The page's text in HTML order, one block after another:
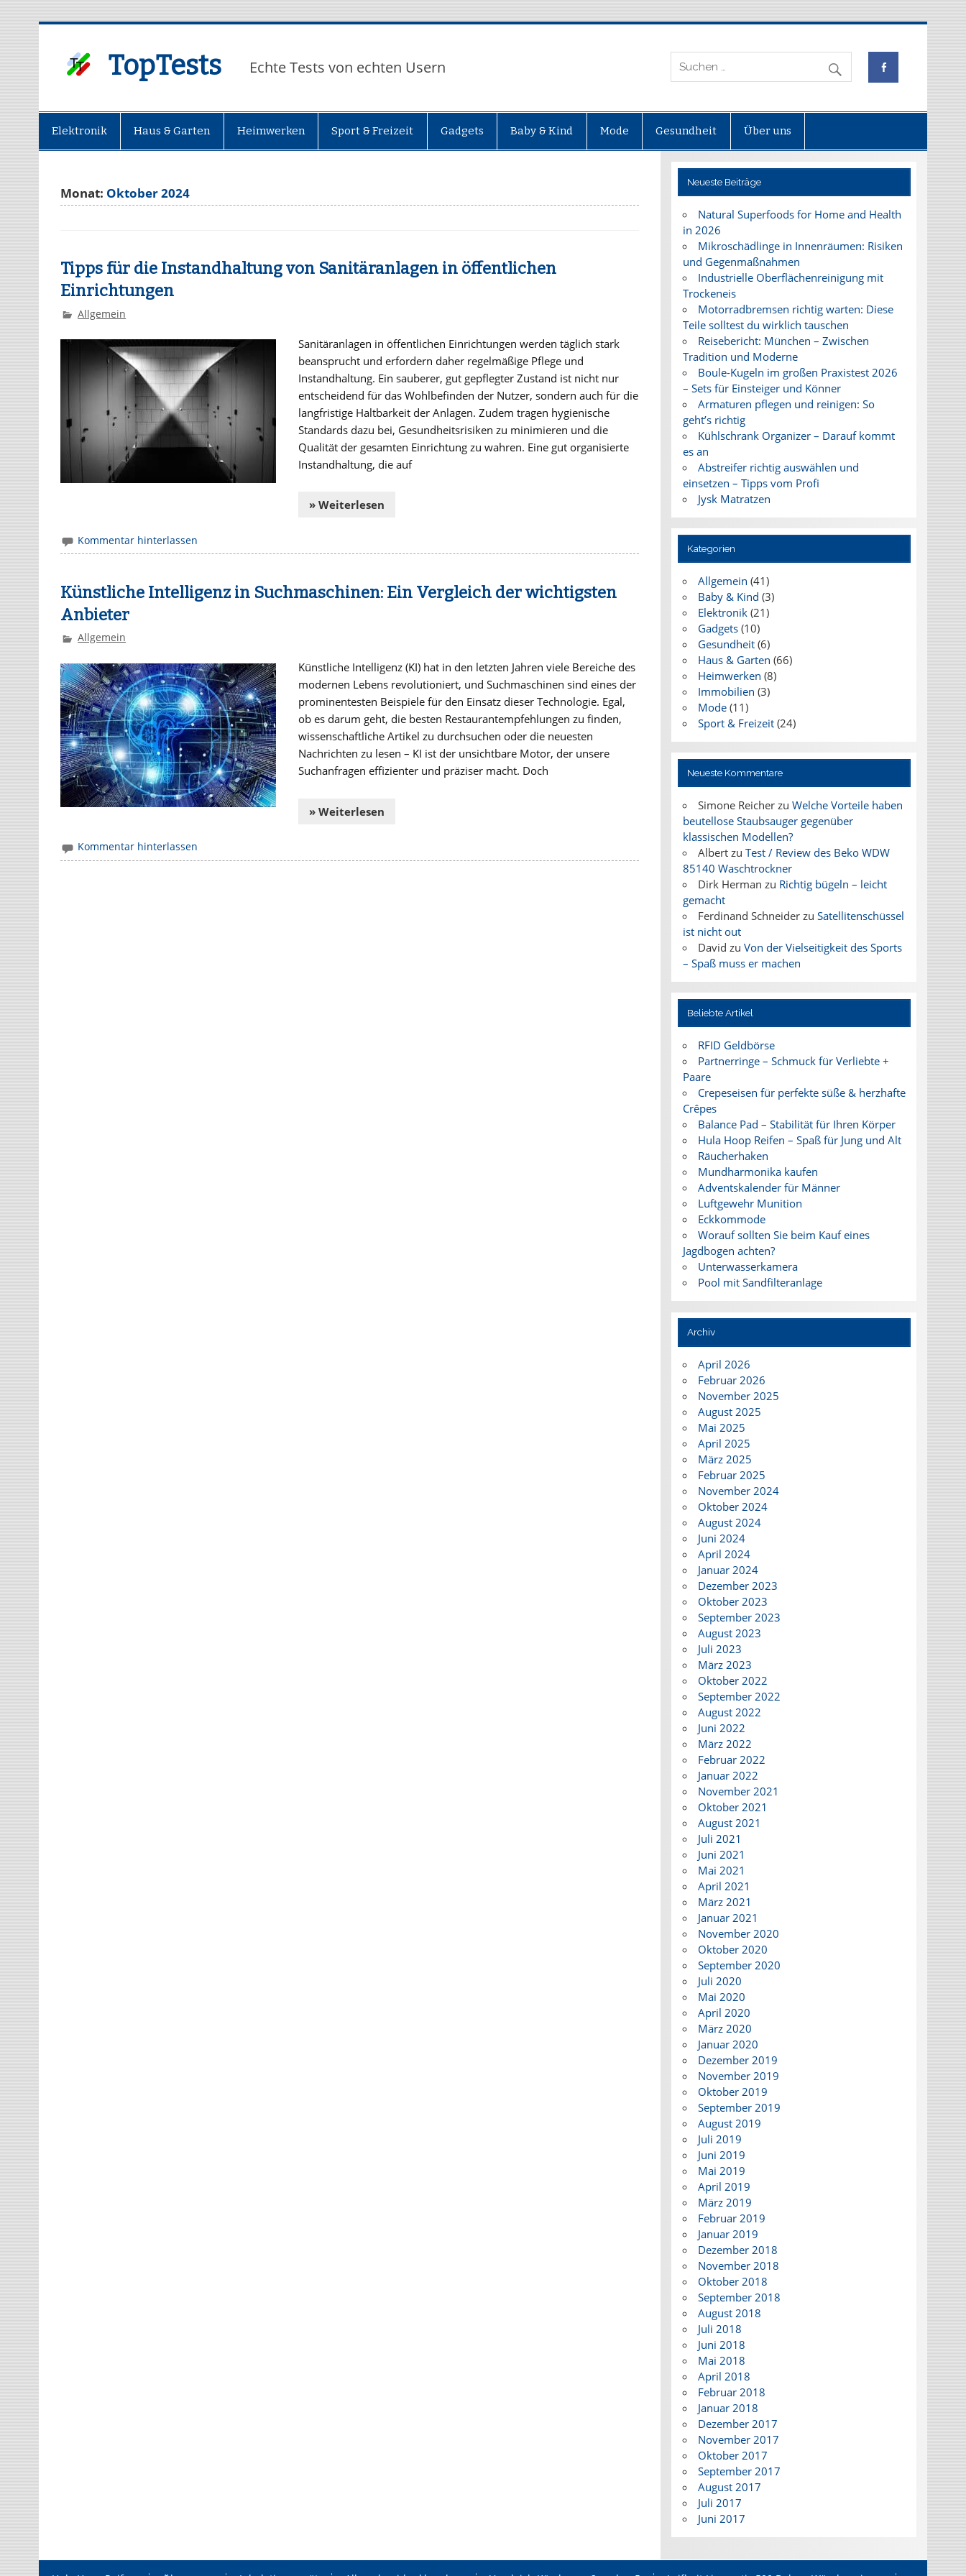
TopTests Echte Tests von echten Usern
Elektronik Haus & Garten Heimwerken Sport & Freizeit Gadgets Baby & Kind Mode Gesundheit Über uns
Monat: Oktober 2024
Tipps für die Instandhaltung von Sanitäranlagen in öffentlichen
Einrichtungen
Allgemein
Sanitäranlagen in öffentlichen Einrichtungen werden täglich stark
beansprucht und erfordern daher regelmäßige Pflege und
Instandhaltung. Ein sauberer, gut gepflegter Zustand ist nicht nur
entscheidend für das Wohlbefinden der Nutzer, sondern auch für die
langfristige Haltbarkeit der Anlagen. Zudem tragen hygienische
Standards dazu bei, Gesundheitsrisiken zu minimieren und die
Qualität der gesamten Einrichtung zu wahren. Eine gut organisierte
Instandhaltung, die auf
» Weiterlesen
Kommentar hinterlassen
Künstliche Intelligenz in Suchmaschinen: Ein Vergleich der wichtigsten
Anbieter
Allgemein
Künstliche Intelligenz (KI) hat in den letzten Jahren viele Bereiche des
modernen Lebens revolutioniert, und Suchmaschinen sind eines der
prominentesten Beispiele für den Einsatz dieser Technologie. Egal,
ob es darum geht, die besten Restaurantempfehlungen zu finden,
wissenschaftliche Artikel zu durchsuchen oder die neuesten
Nachrichten zu lesen – KI ist der unsichtbare Motor, der unsere
Suchanfragen effizienter und präziser macht. Doch
» Weiterlesen
Kommentar hinterlassen
Neueste Beiträge
Natural Superfoods for Home and Health
in 2026
Mikroschädlinge in Innenräumen: Risiken
und Gegenmaßnahmen
Industrielle Oberflächenreinigung mit
Trockeneis
Motorradbremsen richtig warten: Diese
Teile solltest du wirklich tauschen
Reisebericht: München – Zwischen
Tradition und Moderne
Boule-Kugeln im großen Praxistest 2026
– Sets für Einsteiger und Könner
Armaturen pflegen und reinigen: So
geht’s richtig
Kühlschrank Organizer – Darauf kommt
es an
Abstreifer richtig auswählen und
einsetzen – Tipps vom Profi
Jysk Matratzen
Kategorien
Allgemein (41)
Baby & Kind (3)
Elektronik(21)
Gadgets(10)
Gesundheit(6)
Haus & Garten (66)
Heimwerken (8)
Immobilien (3)
Mode(11)
Sport & Freizeit(24)
Neueste Kommentare
Simone Reicherzu Welche Vorteile haben
beutellose Staubsauger gegenüber
klassischen Modellen?
Albertzu Test / Review des Beko WDW
85140 Waschtrockner
Dirk Herman zu Richtig bügeln – leicht
gemacht
Ferdinand Schneiderzu Satellitenschüssel
ist nicht out
David zu Von der Vielseitigkeit des Sports
– Spaß muss er machen
Beliebte Artikel
RFID Geldbörse
Partnerringe – Schmuck für Verliebte +
Paare
Crepeseisen für perfekte süße & herzhafte
Crêpes
Balance Pad – Stabilität für Ihren Körper
Hula Hoop Reifen – Spaß für Jung und Alt
Räucherhaken
Mundharmonika kaufen
Adventskalender für Männer
Luftgewehr Munition
Eckkommode
Worauf sollten Sie beim Kauf eines
Jagdbogen achten?
Unterwasserkamera
Pool mit Sandfilteranlage
Archiv
April 2026
Februar 2026
November 2025
August 2025
Mai 2025
April 2025
März 2025
Februar 2025
November 2024
Oktober 2024
August 2024
Juni 2024
April 2024
Januar 2024
Dezember 2023
Oktober 2023
September 2023
August 2023
Juli 2023
März 2023
Oktober 2022
September 2022
August 2022
Juni 2022
März 2022
Februar 2022
Januar 2022
November 2021
Oktober 2021
August 2021
Juli 2021
Juni 2021
Mai 2021
April 2021
März 2021
Januar 2021
November 2020
Oktober 2020
September 2020
Juli 2020
Mai 2020
April 2020
März 2020
Januar 2020
Dezember 2019
November 2019
Oktober 2019
September 2019
August 2019
Juli 2019
Juni 2019
Mai 2019
April 2019
März 2019
Februar 2019
Januar 2019
Dezember 2018
November 2018
Oktober 2018
September 2018
August 2018
Juli 2018
Juni 2018
Mai 2018
April 2018
Februar 2018
Januar 2018
Dezember 2017
November 2017
Oktober 2017
September 2017
August 2017
Juli 2017
Juni 2017